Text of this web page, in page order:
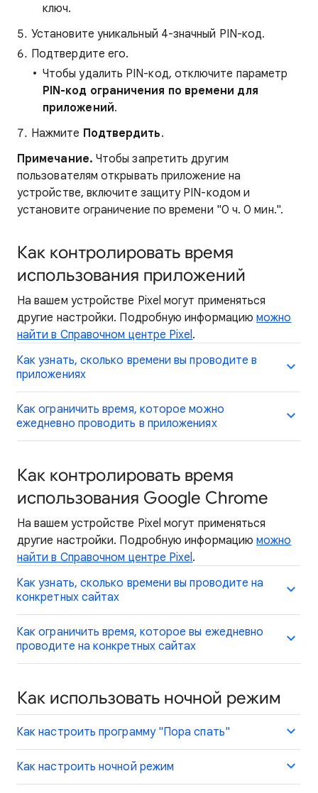
ключ.
Установите уникальный 4-значный PIN-код.
Подтвердите его.
Чтобы удалить PIN-код, отключите параметр
PIN-код ограничения по времени для
приложений.
Нажмите Подтвердить.
Примечание. Чтобы запретить другим
пользователям открывать приложение на
устройстве, включите защиту PIN-кодом и
установите ограничение по времени "0 ч. 0 мин.".
Как контролировать время
использования приложений
На вашем устройстве Pixel могут применяться
другие настройки. Подробную информациюможно
найти в Справочном центре Pixel.
Как узнать, сколько времени вы проводите в
приложениях
Как ограничить время, которое можно
ежедневно проводить в приложениях
Как контролировать время
использования Google Chrome
На вашем устройстве Pixel могут применяться
другие настройки. Подробную информациюможно
найти в Справочном центре Pixel.
Как узнать, сколько времени вы проводите на
конкретных сайтах
Как ограничить время, которое вы ежедневно
проводите на конкретных сайтах
Как использовать ночной режим
Как настроить программу "Пора спать"
Как настроить ночной режим